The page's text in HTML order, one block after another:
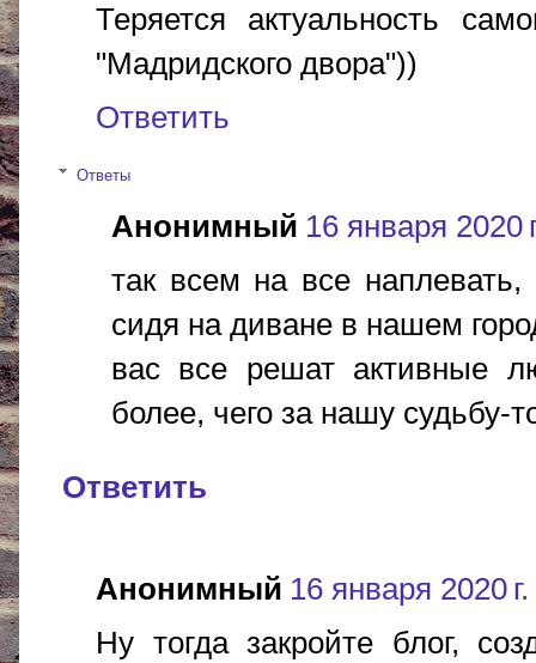
Теряется актуальность
"Мадридского двора"))
Ответить
Ответы
Анонимный 16 января 2020
так всем на все
сидя на диване в нашем
вас все решат активные
более, чего за нашу судьбу-
Ответить
Анонимный 16 января 2020
Ну тогда закройте блог,